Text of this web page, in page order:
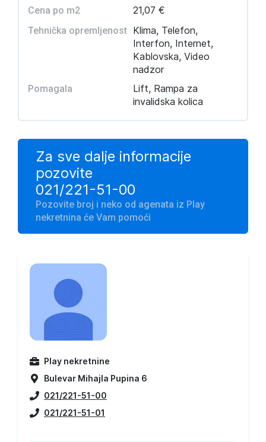
Cena po m2 21,07 €
Tehnička opremljenost Klima, Telefon,
Interfon, Internet,
Kablovska, Video
nadzor
Pomagala
Lift, Rampa za
invalidska kolica
Za sve dalje informacije
pozovite
021/221-51-00
Pozovite broj i neko od agenata iz Play
nekretnina će Vam pomoći
Play nekretnine
Bulevar Mihajla Pupina 6
021/221-51-00
021/221-51-01